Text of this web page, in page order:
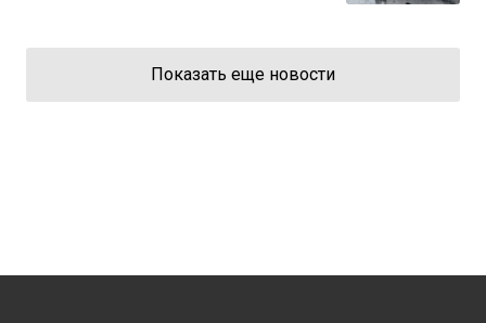
Показать еще новости